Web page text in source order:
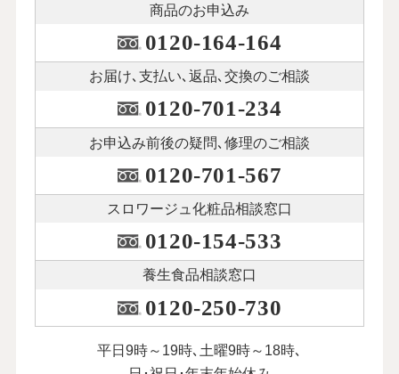
商品のお申込み
0120-164-164
お届け､支払い､ 返品､交換のご相談
0120-701-234
お申込み前後の疑問､修理のご相談
0120-701-567
スロワージュ化粧品相談窓口
0120-154-533
養生食品相談窓口
0120-250-730
平日9時～19時､土曜9時～18時､